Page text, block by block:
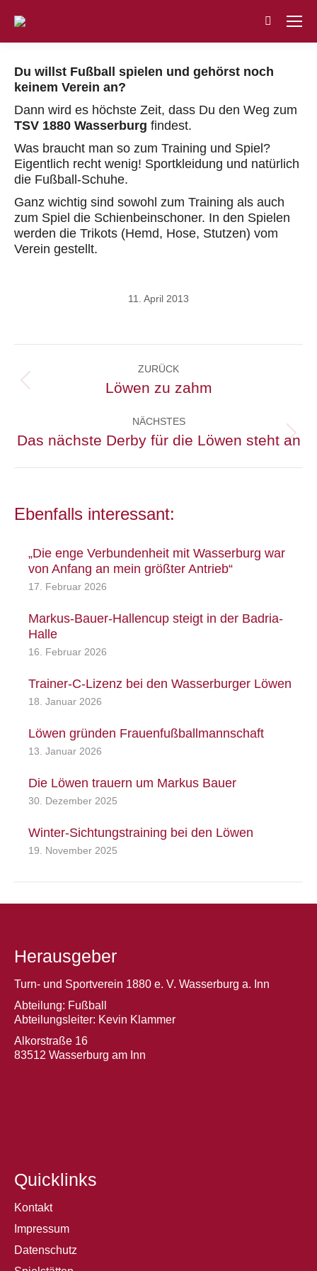
Search:
Du willst Fußball spielen und gehörst noch
keinem Verein an?
Dann wird es höchste Zeit, dass Du den Weg zum
TSV 1880 Wasserburg findest.
Was braucht man so zum Training und Spiel?
Eigentlich recht wenig! Sportkleidung und natürlich
die Fußball-Schuhe.
Ganz wichtig sind sowohl zum Training als auch
zum Spiel die Schienbeinschoner. In den Spielen
werden die Trikots (Hemd, Hose, Stutzen) vom
Verein gestellt.
11. April 2013
ZURÜCK
Vorheriger
Löwen zu zahm
NÄCHSTES
Nächster
Das nächste Derby für die Löwen steht an
Ebenfalls interessant:
„Die enge Verbundenheit mit Wasserburg war
von Anfang an mein größter Antrieb“
17. Februar 2026
Markus-Bauer-Hallencup steigt in der Badria-
Halle
16. Februar 2026
Trainer-C-Lizenz bei den Wasserburger Löwen
18. Januar 2026
Löwen gründen Frauenfußballmannschaft
13. Januar 2026
Die Löwen trauern um Markus Bauer
30. Dezember 2025
Winter-Sichtungstraining bei den Löwen
19. November 2025
Herausgeber
Turn- und Sportverein 1880 e. V. Wasserburg a. Inn
Abteilung: Fußball
Abteilungsleiter: Kevin Klammer
Alkorstraße 16
83512 Wasserburg am Inn
Quicklinks
Kontakt
Impressum
Datenschutz